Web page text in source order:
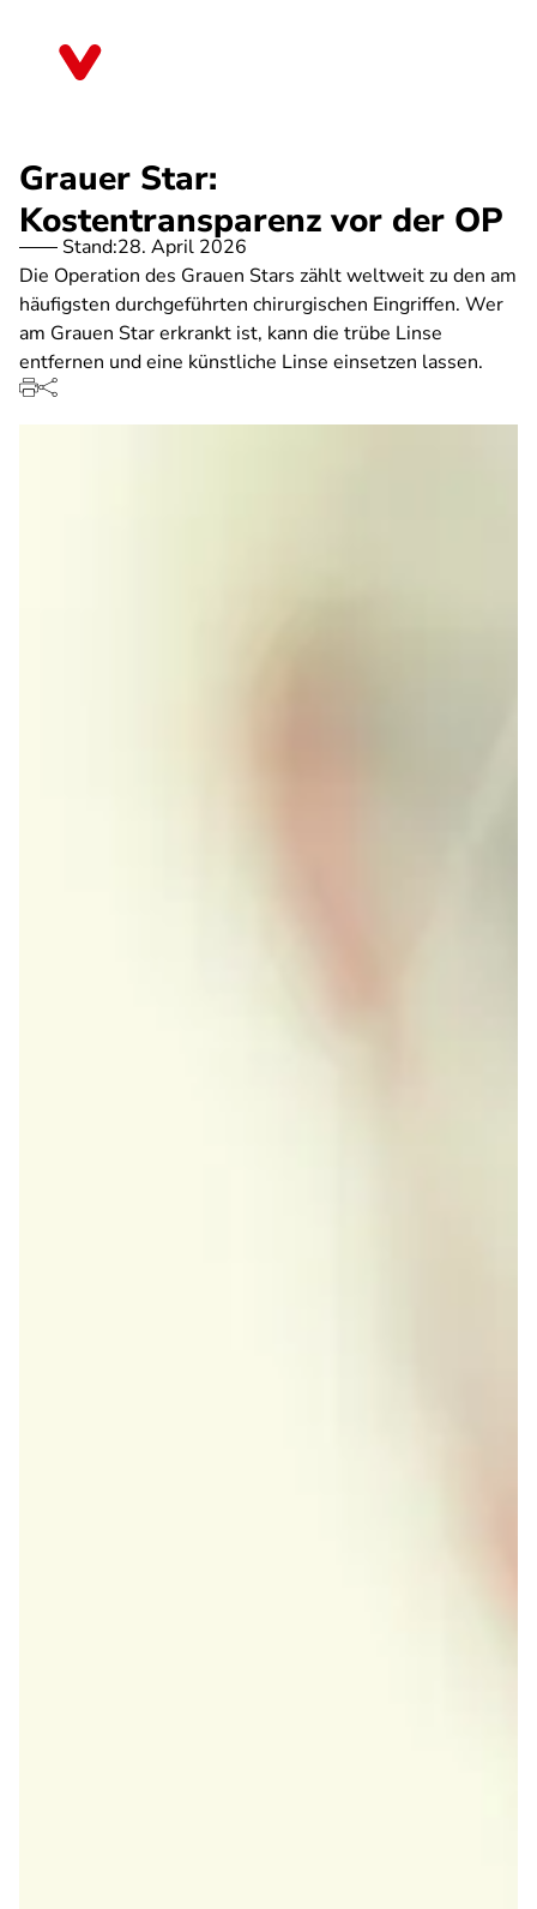
Grauer Star:
Kostentransparenz vor der OP
Stand:28. April 2026
Die Operation des Grauen Stars zählt weltweit zu den am
häufigsten durchgeführten chirurgischen Eingriffen. Wer
am Grauen Star erkrankt ist, kann die trübe Linse
entfernen und eine künstliche Linse einsetzen lassen.